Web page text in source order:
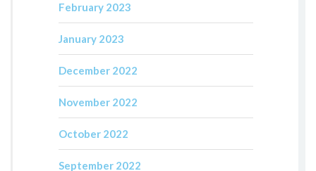
February 2023
January 2023
December 2022
November 2022
October 2022
September 2022